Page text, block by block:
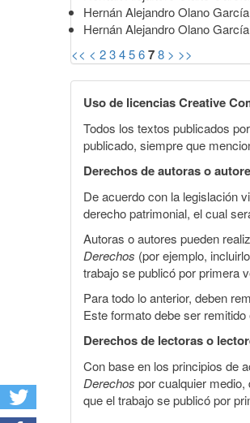
Hernán Alejandro Olano
Hernán Alejandro Olano
<< < 2345678 > >>
Uso de licencias Creative
Todos los textos publicados por
publicado, siempre que
Derechos de autoras o
De acuerdo con la legislación
derecho patrimonial, el cual
Autoras o autores pueden
Derechos (por ejemplo,
trabajo se publicó por primera
Para todo lo anterior, deben
Este formato debe ser
Derechos de lectoras o
Con base en los principios de
Derechos por cualquier
que el trabajo se publicó por